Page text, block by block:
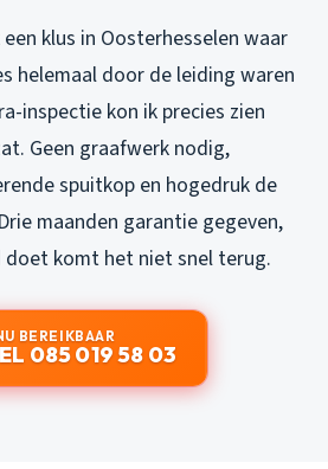
klus in Oosterhesselen waar
helemaal door de leiding waren
inspectie kon ik precies zien
Geen graafwerk nodig,
spuitkop en hogedruk de
maanden garantie gegeven,
komt het niet snel terug.
BEREIKBAAR
085 019 58 03